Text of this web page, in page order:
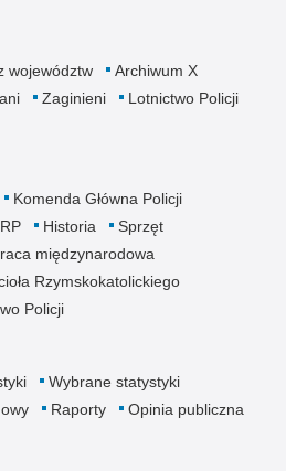
województw
Archiwum X
Zaginieni
Lotnictwo Policji
Komenda Główna Policji
Historia
Sprzęt
międzynarodowa
Rzymskokatolickiego
Policji
Wybrane statystyki
Raporty Opinia publiczna